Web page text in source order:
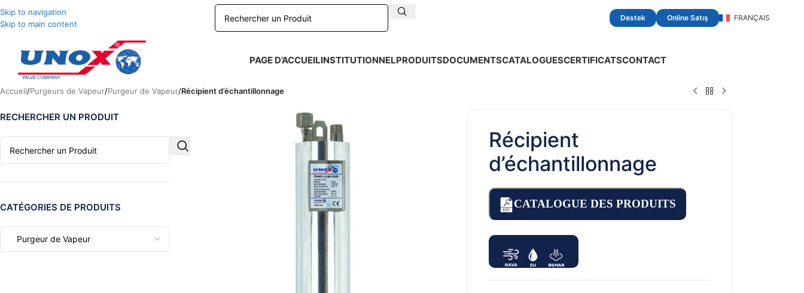
Skip to navigation
Skip to main content
Destek Online Satış FRANÇAIS
PAGE D’ACCUEILINSTITUTIONNELPRODUITSDOCUMENTSCATALOGUESCERTIFICATSCONTACT
Accueil/Purgeurs de Vapeur/Purgeur de Vapeur/Récipient d’échantillonnage
RECHERCHER UN PRODUIT
CATÉGORIES DE PRODUITS
Récipient
d’échantillonnage
CATALOGUE DES PRODUITS